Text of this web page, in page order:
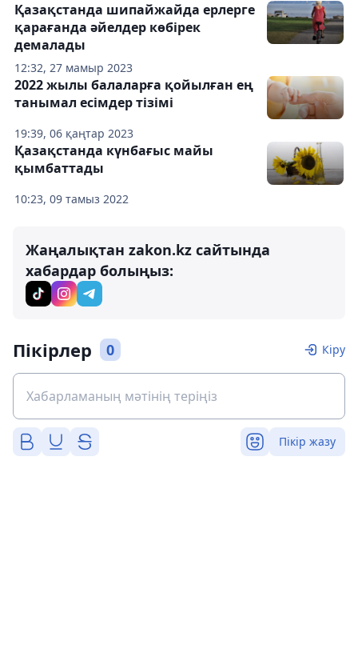
12:32, 27 мамыр 2023
Қазақстанда шипайжайда ерлерге
қарағанда әйелдер көбірек
демалады
19:39, 06 қаңтар 2023
2022 жылы балаларға қойылған ең
танымал есімдер тізімі
10:23, 09 тамыз 2022
Қазақстанда күнбағыс майы
қымбаттады
Жаңалықтан zakon.kz сайтында
хабардар болыңыз:
Пікірлер 0 Кіру
Пікір жазу